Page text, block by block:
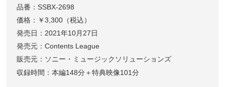
品番：SSBX-2698
価格：￥3,300（税込）
発売日：2021年10月27日
発売元：Contents League
販売元：ソニー・ミュージックソリューションズ
収録時間：本編148分＋特典映像101分